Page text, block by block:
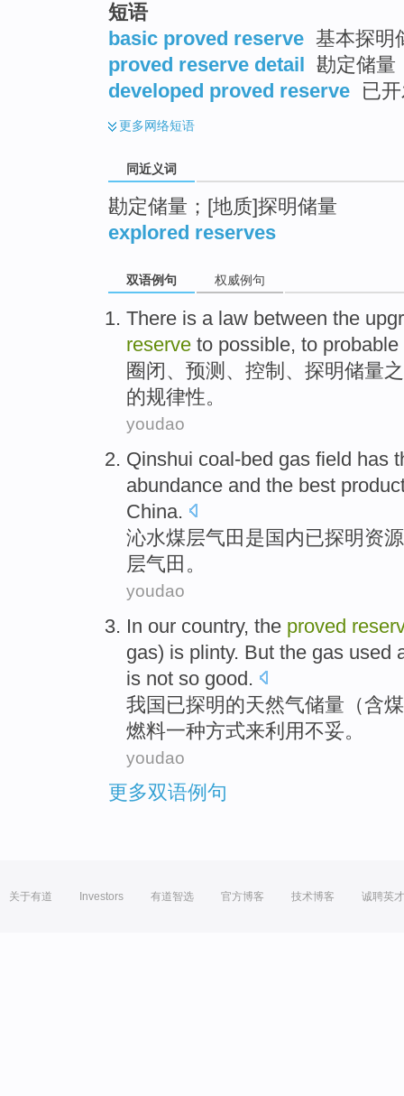
短语
basic proved reserve 基本探明
proved reserve detail
勘定储量
developed proved reserve 已
更多网络短语
同近义词
勘定储量；[地质]探明储量
explored reserves
双语例句 权威例句
There is a law between the
reserve to possible, to
圈闭、预测、控制、 探明储量
的规律性。
youdao
Qinshui coal-bed gas field has
abundance and the best
China.
沁水煤层气田 是国内已探明资源
层气田。
youdao
In our country, the proved
gas) is plinty. But the gas used
is not so good.
我国 已探明的天然气储量 （含
燃料一种方式来利用不妥。
youdao
更多双语例句
关于有道 Investors 有道智选 官方博客 技术博客 诚聘英才